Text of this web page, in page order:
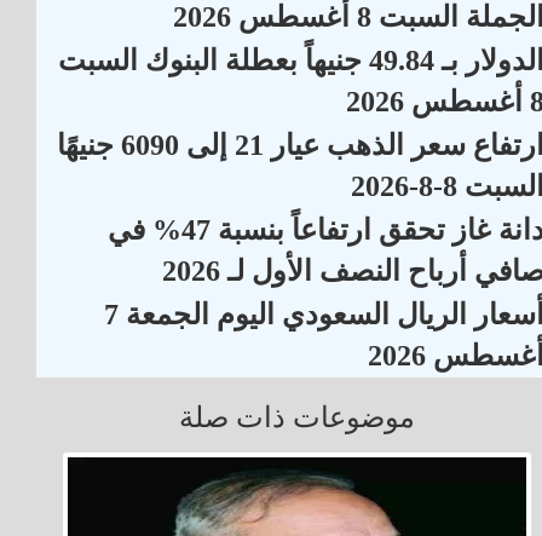
السبت 8 أغسطس 2026
الدولار بـ 49.84 جنيهاً بعطلة البنوك السبت
2026
ارتفاع سعر الذهب عيار 21 إلى 6090 جنيهًا
8-8-2026
دانة غاز تحقق ارتفاعاً بنسبة 47% في
أرباح النصف الأول لـ 2026
أسعار الريال السعودي اليوم الجمعة 7
2026
موضوعات ذات صلة